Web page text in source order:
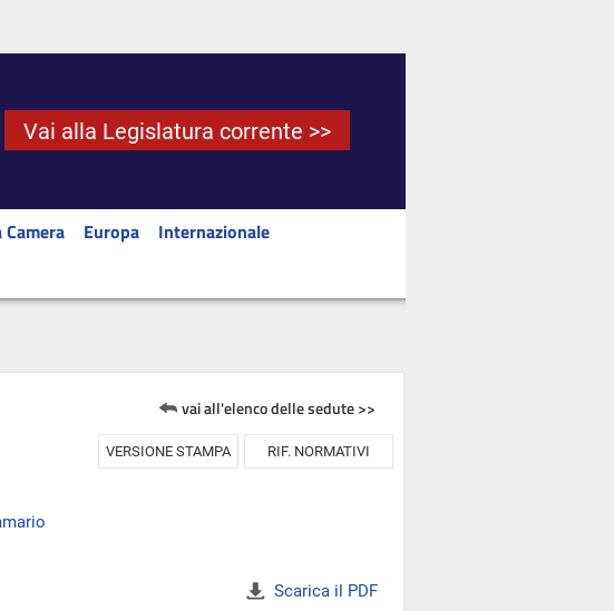
Vai alla Legislatura corrente >>
Europa
Internazionale
vai all'elenco delle sedute >>
VERSIONE STAMPA RIF. NORMATIVI
Scarica il PDF